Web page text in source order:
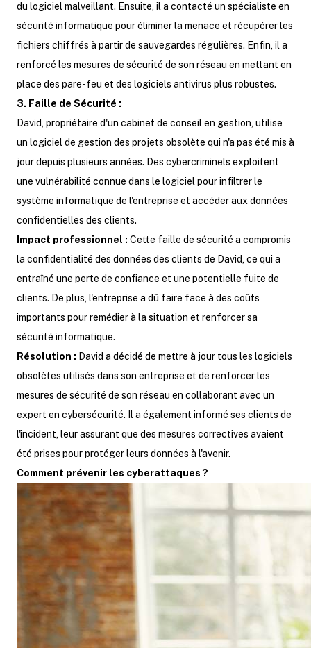
du logiciel malveillant. Ensuite, il a contacté un spécialiste en
sécurité informatique pour éliminer la menace et récupérer les
fichiers chiffrés à partir de sauvegardes régulières. Enfin, il a
renforcé les mesures de sécurité de son réseau en mettant en
place des pare-feu et des logiciels antivirus plus robustes.
3. Faille de Sécurité :
David, propriétaire d'un cabinet de conseil en gestion, utilise
un logiciel de gestion des projets obsolète qui n'a pas été mis à
jour depuis plusieurs années. Des cybercriminels exploitent
une vulnérabilité connue dans le logiciel pour infiltrer le
système informatique de l'entreprise et accéder aux données
confidentielles des clients.
Impact professionnel : Cette faille de sécurité a compromis
la confidentialité des données des clients de David, ce qui a
entraîné une perte de confiance et une potentielle fuite de
clients. De plus, l'entreprise a dû faire face à des coûts
importants pour remédier à la situation et renforcer sa
sécurité informatique.
Résolution : David a décidé de mettre à jour tous les logiciels
obsolètes utilisés dans son entreprise et de renforcer les
mesures de sécurité de son réseau en collaborant avec un
expert en cybersécurité. Il a également informé ses clients de
l'incident, leur assurant que des mesures correctives avaient
été prises pour protéger leurs données à l'avenir.
Comment prévenir les cyberattaques ?